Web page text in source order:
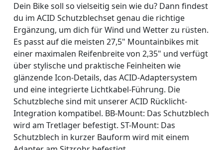
Dein Bike soll so vielseitig sein wie du? Dann findest
du im ACID Schutzblechset genau die richtige
Ergänzung, um dich für Wind und Wetter zu rüsten.
Es passt auf die meisten 27,5" Mountainbikes mit
einer maximalen Reifenbreite von 2,35" und verfügt
über stylische und praktische Feinheiten wie
glänzende Icon-Details, das ACID-Adaptersystem
und eine integrierte Lichtkabel-Führung. Die
Schutzbleche sind mit unserer ACID Rücklicht-
Integration kompatibel. BB-Mount: Das Schutzblech
wird am Tretlager befestigt. ST-Mount: Das
Schutzblech in kurzer Bauform wird mit einem